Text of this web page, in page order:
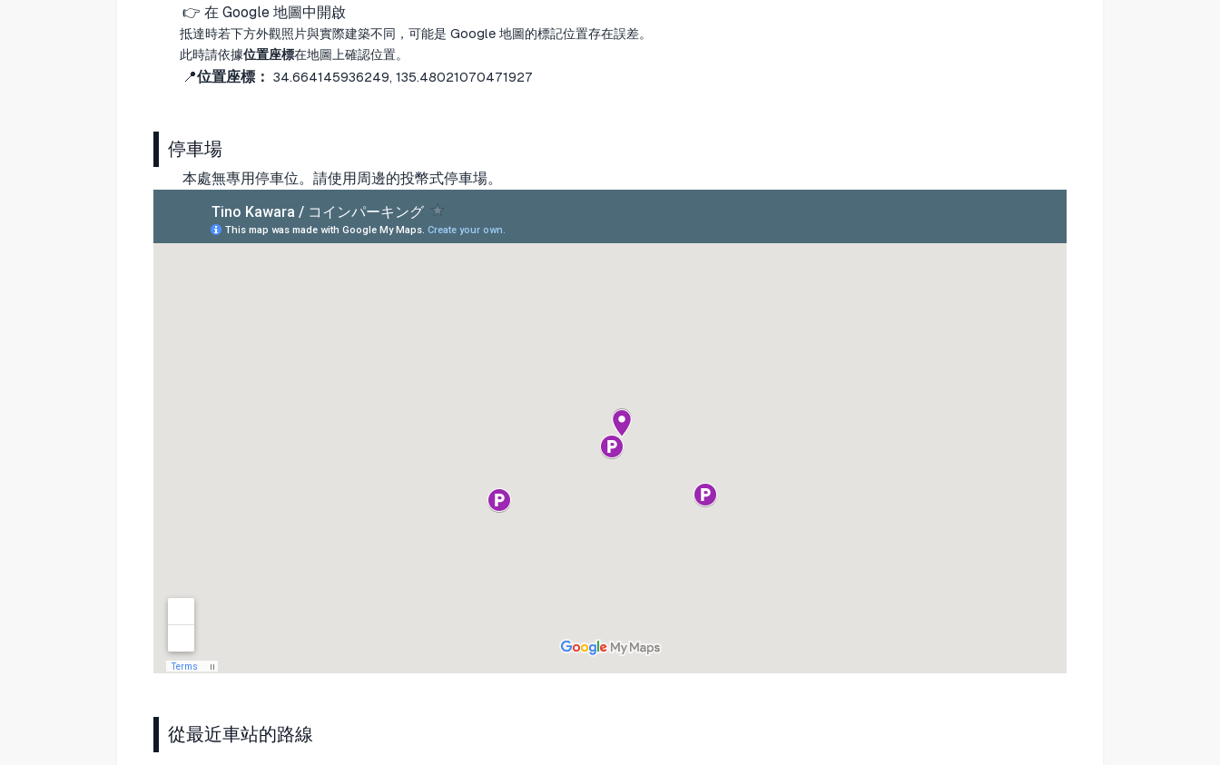
👉 在 Google 地圖中開啟
抵達時若下方外觀照片與實際建築不同，可能是 Google 地圖的標記位置存在誤差。
此時請依據位置座標在地圖上確認位置。
📍位置座標： 34.664145936249, 135.48021070471927
停車場
本處無專用停車位。請使用周邊的投幣式停車場。
從最近車站的路線